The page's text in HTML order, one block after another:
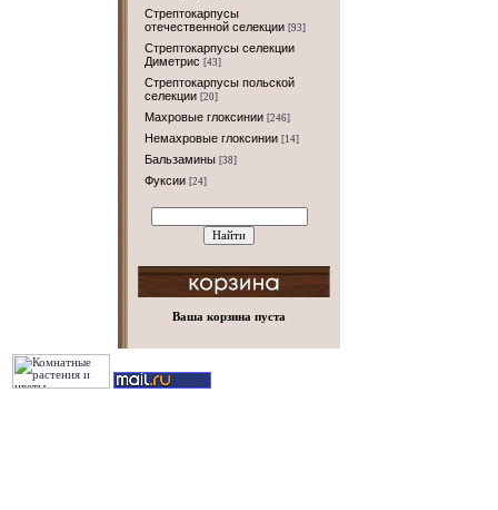
Стрептокарпусы
отечественной селекции [93]
Стрептокарпусы селекции
Диметрис [43]
Стрептокарпусы польской
селекции [20]
Махровые глоксинии [246]
Немахровые глоксинии [14]
Бальзамины [38]
Фуксии [24]
Ваша корзина пуста